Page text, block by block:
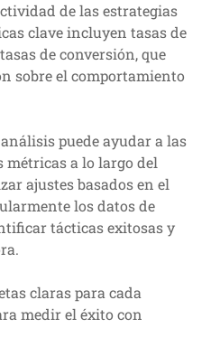
de las estrategias
clave incluyen tasas de
de conversión, que
sobre el comportamiento
puede ayudar a las
métricas a lo largo del
ajustes basados en el
los datos de
tácticas exitosas y
claras para cada
medir el éxito con